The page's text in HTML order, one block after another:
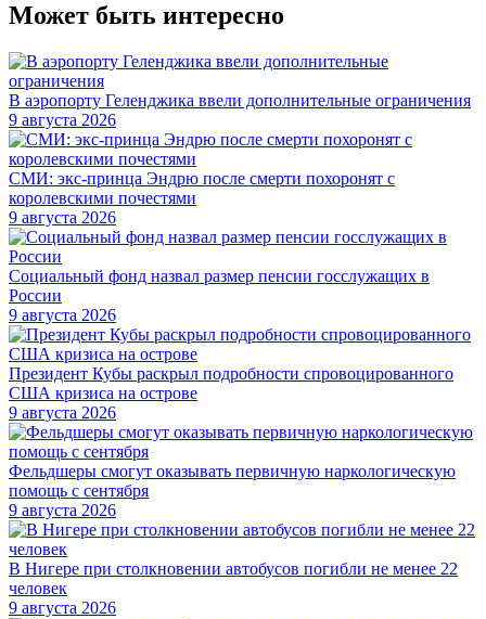
Может быть интересно
В аэропорту Геленджика ввели дополнительные ограничения
9 августа 2026
СМИ: экс-принца Эндрю после смерти похоронят с
королевскими почестями
9 августа 2026
Социальный фонд назвал размер пенсии госслужащих в
России
9 августа 2026
Президент Кубы раскрыл подробности спровоцированного
США кризиса на острове
9 августа 2026
Фельдшеры смогут оказывать первичную наркологическую
помощь с сентября
9 августа 2026
В Нигере при столкновении автобусов погибли не менее 22
человек
9 августа 2026